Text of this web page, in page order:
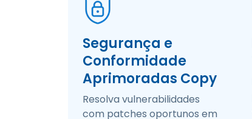
Segurança e
Conformidade
Aprimoradas Copy
Resolva vulnerabilidades
com patches oportunos em